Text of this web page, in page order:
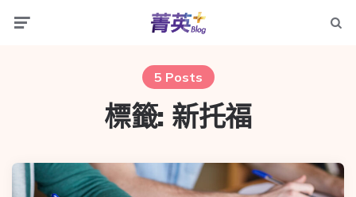
5 Posts
標籤: 新托福